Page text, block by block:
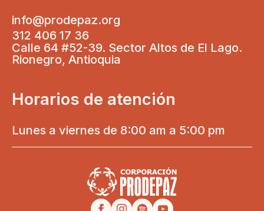
info@prodepaz.org
312 406 17 36
Calle 64 #52-39. Sector Altos de El Lago.
Rionegro, Antioquia
Horarios de atención
Lunes a viernes de 8:00 am a 5:00 pm